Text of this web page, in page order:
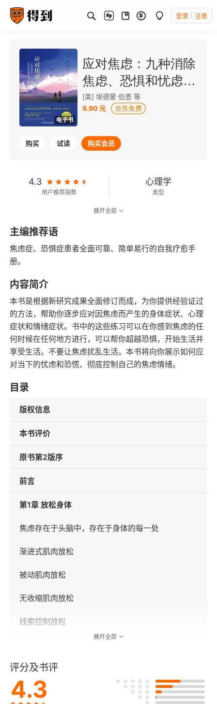
登录 注册
电子书
应对焦虑：九种消除
焦虑、恐惧和忧虑的
简单方法（原书第2
版）
[美] 埃德蒙·伯恩 等
9.90 元
购买 试读 购买会员
4.3
用户推荐指数
心理学
类型
73千字
字数
2017-09-01
发行日期
展开全部
主编推荐语
焦虑症、恐惧症患者全面可靠、简单易行的自我疗愈手
册。
内容简介
本书是根据新研究成果全面修订而成，为你提供经验证过
的方法，帮助你逐步应对因焦虑而产生的身体症状、心理
症状和情绪症状。书中的这些练习可以在你感到焦虑的任
何时候在任何地方进行，可以帮你超越恐惧，开始生活并
享受生活。不要让焦虑扰乱生活。本书将向你展示如何应
对当下的忧虑和恐慌、彻底控制自己的焦虑情绪。
目录
版权信息
本书评价
原书第2版序
前言
第1章 放松身体
焦虑存在于头脑中，存在于身体的每一处
渐进式肌肉放松
被动肌肉放松
无收缩肌肉放松
线索控制放松
尝试瑜伽练习
第2章 放松精神
展开全部
评分及书评
4.3